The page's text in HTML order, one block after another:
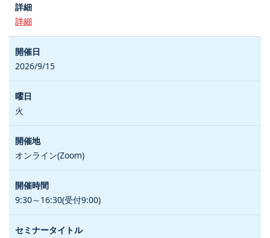
詳細
2026/9/15
火
オンライン(Zoom)
9:30～16:30(受付9:00)